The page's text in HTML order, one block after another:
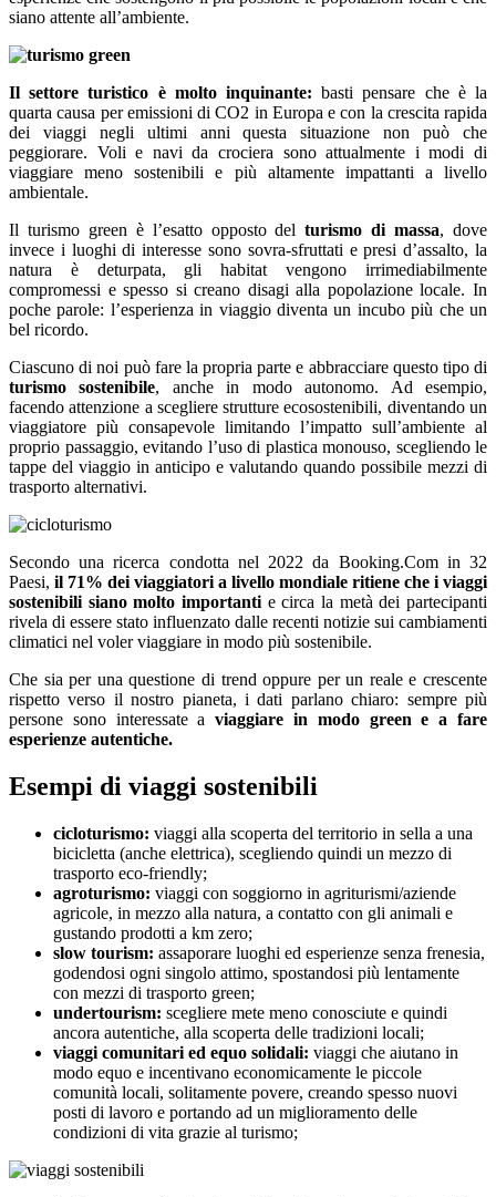
siano attente all’ambiente.
Il settore turistico è molto inquinante: basti pensare che è la
quarta causa per emissioni di CO2 in Europa e con la crescita rapida
dei viaggi negli ultimi anni questa situazione non può che
peggiorare. Voli e navi da crociera sono attualmente i modi di
viaggiare meno sostenibili e più altamente impattanti a livello
ambientale.
Il turismo green è l’esatto opposto delturismo di massa, dove
invece i luoghi di interesse sono sovra-sfruttati e presi d’assalto, la
natura è deturpata, gli habitat vengono irrimediabilmente
compromessi e spesso si creano disagi alla popolazione locale. In
poche parole: l’esperienza in viaggio diventa un incubo più che un
bel ricordo.
Ciascuno di noi può fare la propria parte e abbracciare questo tipo di
turismo sostenibile, anche in modo autonomo. Ad esempio,
facendo attenzione a scegliere strutture ecosostenibili, diventando un
viaggiatore più consapevole limitando l’impatto sull’ambiente al
proprio passaggio, evitando l’uso di plastica monouso, scegliendo le
tappe del viaggio in anticipo e valutando quando possibile mezzi di
trasporto alternativi.
Secondo una ricerca condotta nel 2022 da Booking.Com in 32
Paesi, il 71% dei viaggiatori a livello mondiale ritiene che i viaggi
sostenibili siano molto importanti e circa la metà dei partecipanti
rivela di essere stato influenzato dalle recenti notizie sui cambiamenti
climatici nel voler viaggiare in modo più sostenibile.
Che sia per una questione di trend oppure per un reale e crescente
rispetto verso il nostro pianeta, i dati parlano chiaro: sempre più
persone sono interessate aviaggiare in modo green e a fare
esperienze autentiche.
Esempi di viaggi sostenibili
cicloturismo: viaggi alla scoperta del territorio in sella a una
bicicletta (anche elettrica), scegliendo quindi un mezzo di
trasporto eco-friendly;
agroturismo: viaggi con soggiorno in agriturismi/aziende
agricole, in mezzo alla natura, a contatto con gli animali e
gustando prodotti a km zero;
slow tourism: assaporare luoghi ed esperienze senza frenesia,
godendosi ogni singolo attimo, spostandosi più lentamente
con mezzi di trasporto green;
undertourism: scegliere mete meno conosciute e quindi
ancora autentiche, alla scoperta delle tradizioni locali;
viaggi comunitari ed equo solidali: viaggi che aiutano in
modo equo e incentivano economicamente le piccole
comunità locali, solitamente povere, creando spesso nuovi
posti di lavoro e portando ad un miglioramento delle
condizioni di vita grazie al turismo;